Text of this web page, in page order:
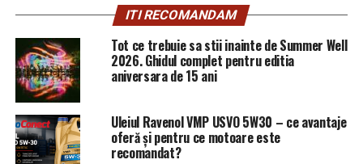
ARTICOLE PE ACEIASI TEMA: PRIMA
URMATORUL
Breaking news în tenis! Halep a pierdut / Comisarul de
Prahova – Comisarul de Prahova
NU RATATI
Veşti proaste pentru toţi românii cu credite! Cresc
dobânzile! Catastrofa anunţată de bănci! / Comisarul de
Prahova – Comisarul de Prahova
ITI RECOMANDAM
Tot ce trebuie sa stii inainte de Summer Well
2026. Ghidul complet pentru editia
aniversara de 15 ani
Uleiul Ravenol VMP USVO 5W30 – ce avantaje
oferă și pentru ce motoare este
recomandat?